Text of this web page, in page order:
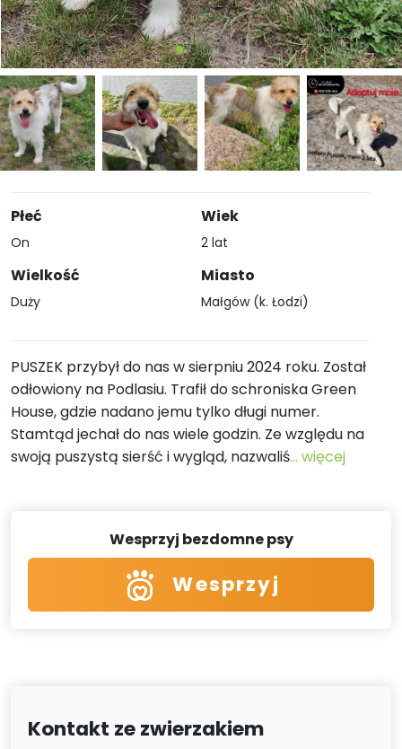
Płeć
On
Wielkość
Duży
Wiek
2 lat
Miasto
Małgów (k. Łodzi)
PUSZEK przybył do nas w sierpniu 2024 roku. Został
odłowiony na Podlasiu. Trafił do schroniska Green
House, gdzie nadano jemu tylko długi numer.
Stamtąd jechał do nas wiele godzin. Ze względu na
swoją puszystą sierść i wygląd, nazwaliś... więcej
Wesprzyj bezdomne psy
Wesprzyj
Kontakt ze zwierzakiem